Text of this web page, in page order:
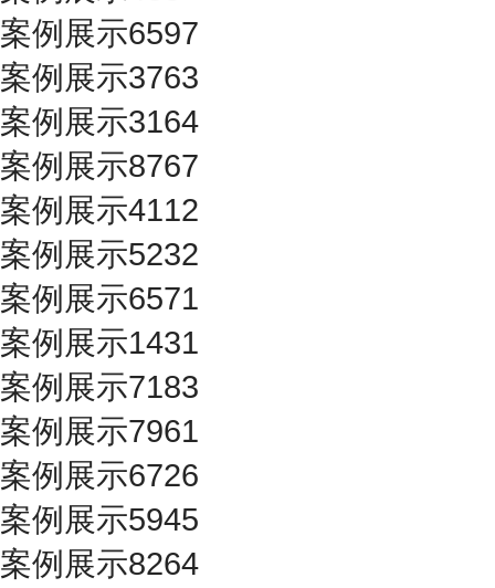
案例展示6597
案例展示3763
案例展示3164
案例展示8767
案例展示4112
案例展示5232
案例展示6571
案例展示1431
案例展示7183
案例展示7961
案例展示6726
案例展示5945
案例展示8264